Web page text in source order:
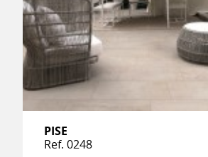
PISE
Ref. 0248